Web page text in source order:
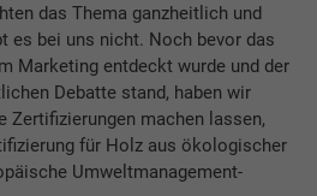
das Thema ganzheitlich und
es bei uns nicht. Noch bevor das
Marketing entdeckt wurde und der
Debatte stand, haben wir
Zertifizierungen machen lassen,
für Holz aus ökologischer
Umweltmanagement-